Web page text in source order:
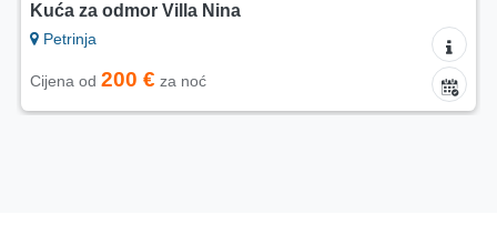
Kuća za odmor Villa Nina
Petrinja
Cijena od 200 € za noć